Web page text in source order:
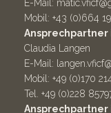
E-Mail:
Mobil: +43 (0)664
Ansprechpartner
Claudia Langen
E-Mail:
Mobil: +49 (0)170
Tel. +49 (0)228
Ansprechpartner